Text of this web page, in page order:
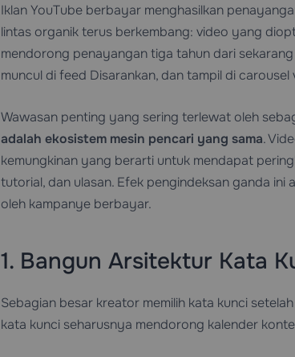
Iklan YouTube berbayar menghasilkan
lintas organik terus berkembang: video yang
mendorong penayangan tiga tahun dari
muncul di feed Disarankan, dan tampil di carousel
Wawasan penting yang sering terlewat oleh
adalah ekosistem mesin pencari yang sama.
kemungkinan yang berarti untuk mendapat
tutorial, dan ulasan. Efek pengindeksan ganda
oleh kampanye berbayar.
1. Bangun Arsitektur Kata
Sebagian besar kreator memilih kata kunci
kata kunci seharusnya mendorong kalender